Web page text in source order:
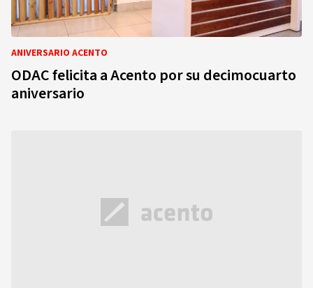
ANIVERSARIO ACENTO
ODAC felicita a Acento por su decimocuarto
aniversario